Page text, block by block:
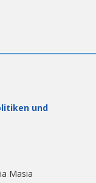
und
Masia